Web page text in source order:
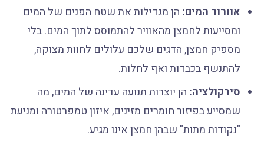
אוורור המים:הן מגדילות את שטח הפנים של המים
ומסייעות לחמצן מהאוויר להתמוסס לתוך המים. בלי
מספיק חמצן, הדגים שלכם עלולים לחוות מצוקה,
להתנשף בכבדות ואף לחלות.
סירקולציה:הן יוצרות תנועה עדינה של המים, מה
שמסייע בפיזור חומרים מזינים, איזון טמפרטורה ומניעת
"נקודות מתות" שבהן חמצן אינו מגיע.